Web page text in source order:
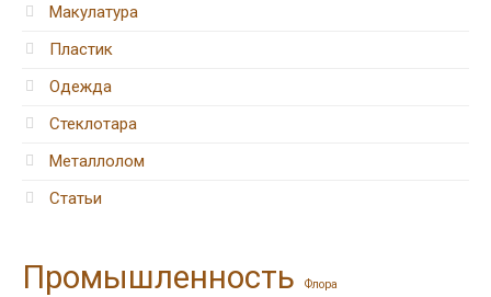
Макулатура
Пластик
Одежда
Стеклотара
Металлолом
Статьи
Промышленность Флора